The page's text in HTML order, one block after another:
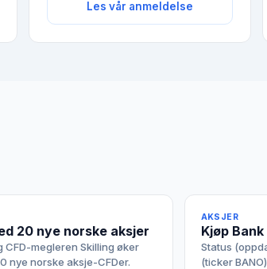
Les vår anmeldelse
20 nye norske aksjer
CFD-megleren Skilling øker
nye norske aksje-CFDer.
AKSJER
Kjøp
Status
(ticker